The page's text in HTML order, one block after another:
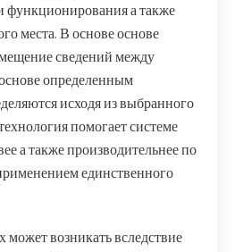
функционирования а также
места. В основе основе
сведений между
определенным
исходя из выбранного
помогает системе
а также производительнее по
единственного
возникать вследствие